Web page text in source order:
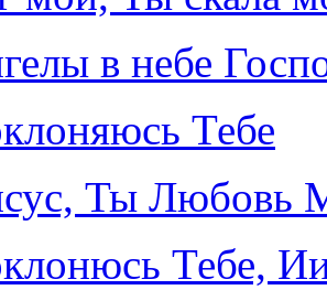
в небе
Тебе
Ты Любовь
Тебе,